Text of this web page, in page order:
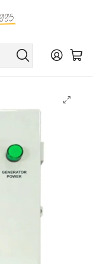
SELECCIONADOS
P/generadores